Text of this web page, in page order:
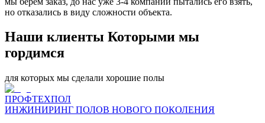
но отказались в виду сложности объекта.
Наши клиенты Которыми мы
гордимся
для которых мы сделали хорошие полы
ПРОФТЕХПОЛ
ИНЖИНИРИНГ ПОЛОВ НОВОГО ПОКОЛЕНИЯ